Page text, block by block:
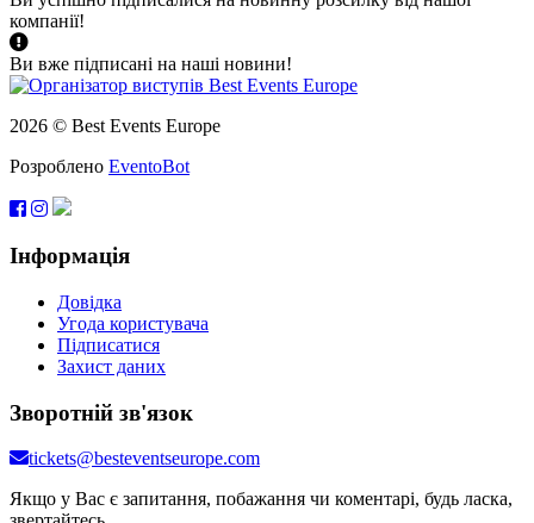
компанії!
Ви вже підписані на наші новини!
2026 © Best Events Europe
Розроблено EventoBot
Інформація
Довідка
Угода користувача
Підписатися
Захист даних
Зворотній зв'язок
tickets@besteventseurope.com
Якщо у Вас є запитання, побажання чи коментарі, будь ласка,